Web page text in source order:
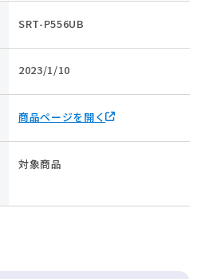
SRT-P556UB
2023/1/10
商品ページを開く
対象商品